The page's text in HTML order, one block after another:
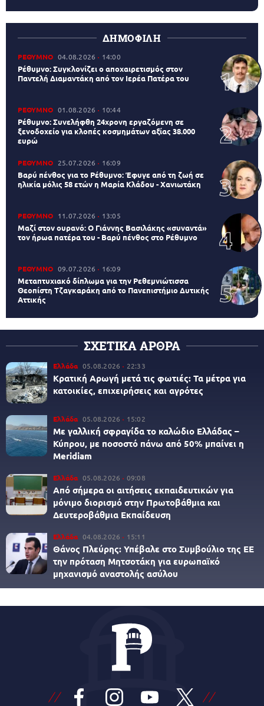
ΔΗΜΟΦΙΛΗ
ΡΕΘΥΜΝΟ 04.08.2026 14:00
Ρέθυμνο: Συγκλονίζει ο αποχαιρετισμός στον
Παντελή Διαμαντάκη από τον Ιερέα Πατέρα του
ΡΕΘΥΜΝΟ 01.08.2026 10:44
Ρέθυμνο: Συνελήφθη 24χρονη εργαζόμενη σε
ξενοδοχείο για κλοπές κοσμημάτων αξίας 38.000
ευρώ
ΡΕΘΥΜΝΟ 25.07.2026 16:09
Βαρύ πένθος για το Ρέθυμνο: Έφυγε από τη ζωή σε
ηλικία μόλις 58 ετών η Μαρία Κλάδου - Χανιωτάκη
ΡΕΘΥΜΝΟ 11.07.2026 13:05
Μαζί στον ουρανό: Ο Γιάννης Βασιλάκης «συναντά»
τον ήρωα πατέρα του - Βαρύ πένθος στο Ρέθυμνο
ΡΕΘΥΜΝΟ 09.07.2026 16:09
Μεταπτυχιακό δίπλωμα για την Ρεθεμνιώτισσα
Θεοπίστη Τζαγκαράκη από το Πανεπιστήμιο Δυτικής
Αττικής
ΣΧΕΤΙΚΑ ΑΡΘΡΑ
Ελλάδα 05.08.2026 22:33
Κρατική Αρωγή μετά τις φωτιές: Τα μέτρα για
κατοικίες, επιχειρήσεις και αγρότες
Ελλάδα 05.08.2026 15:02
Με γαλλική σφραγίδα το καλώδιο Ελλάδας –
Κύπρου, με ποσοστό πάνω από 50% μπαίνει η
Meridiam
Ελλάδα 05.08.2026 09:08
Από σήμερα οι αιτήσεις εκπαιδευτικών για
μόνιμο διορισμό στην Πρωτοβάθμια και
Δευτεροβάθμια Εκπαίδευση
Ελλάδα 04.08.2026 15:11
Θάνος Πλεύρης: Υπέβαλε στο Συμβούλιο της ΕΕ
την πρόταση Μητσοτάκη για ευρωπαϊκό
μηχανισμό αναστολής ασύλου